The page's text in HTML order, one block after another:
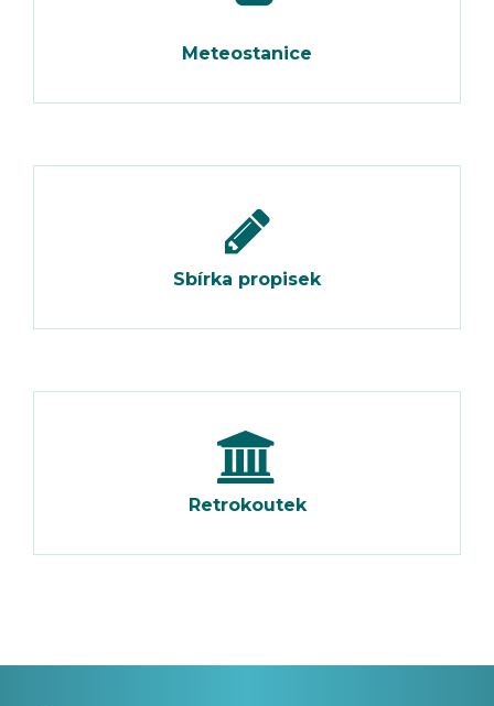
Meteostanice
Sbírka propisek
Retrokoutek